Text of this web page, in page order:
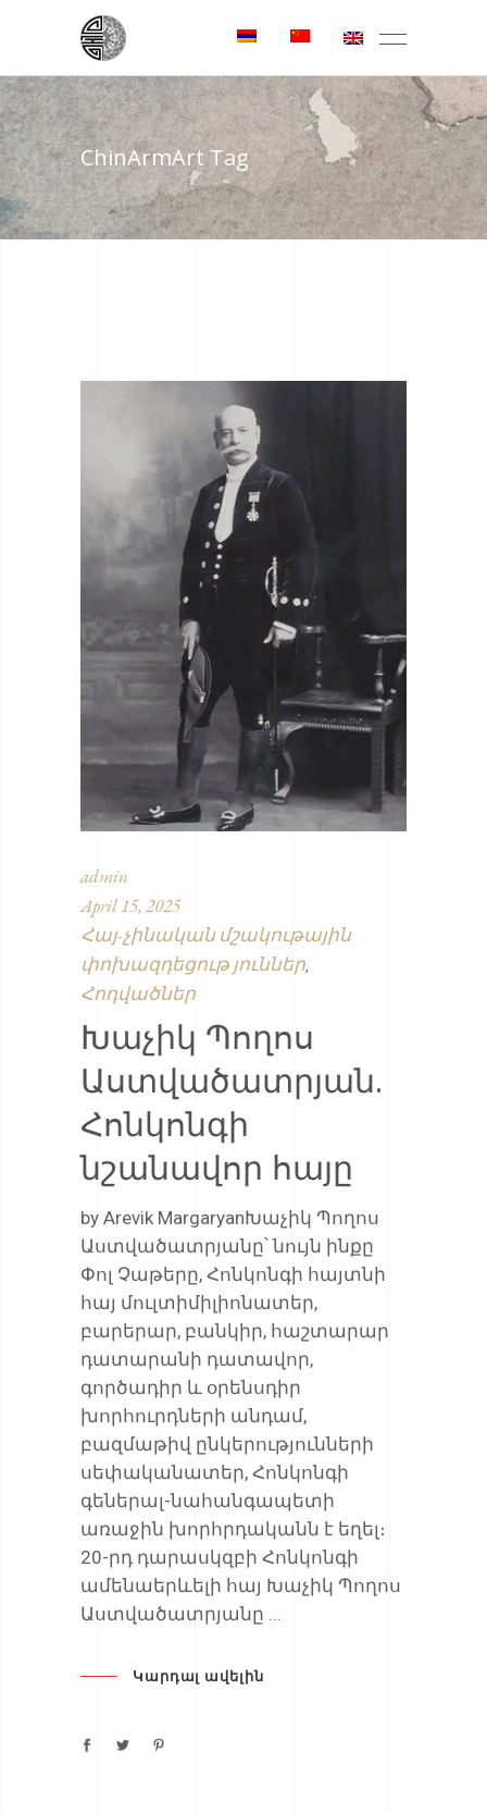
ChinArmArt Tag
admin
April 15, 2025
Հայ-չինական մշակութային
փոխազդեցութ յուններ
Հոդվածներ
Խաչիկ Պողոս
Աստվածատրյան.
Հոնկոնգի
նշանավոր հայը
by Arevik MargaryanԽաչիկ Պողոս
Աստվածատրյանը՝ նույն ինքը
Փոլ Չաթերը, Հոնկոնգի հայտնի
հայ մուլտիմիլիոնատեր,
բարերար, բանկիր, հաշտարար
դատարանի դատավոր,
գործադիր և օրենսդիր
խորհուրդների անդամ,
բազմաթիվ ընկերությունների
սեփականատեր, Հոնկոնգի
գեներալ-նահանգապետի
առաջին խորհրդականն է եղել։
20-րդ դարասկզբի Հոնկոնգի
ամենաերևելի հայ Խաչիկ Պողոս
Աստվածատրյանը
Կարդալ ավելին